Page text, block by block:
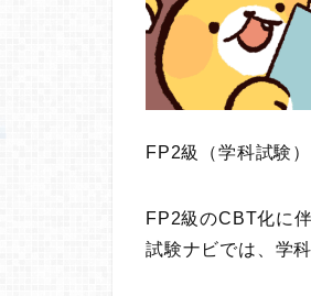
FP2級（学科試験
FP2級のCBT化に
試験ナビでは、学